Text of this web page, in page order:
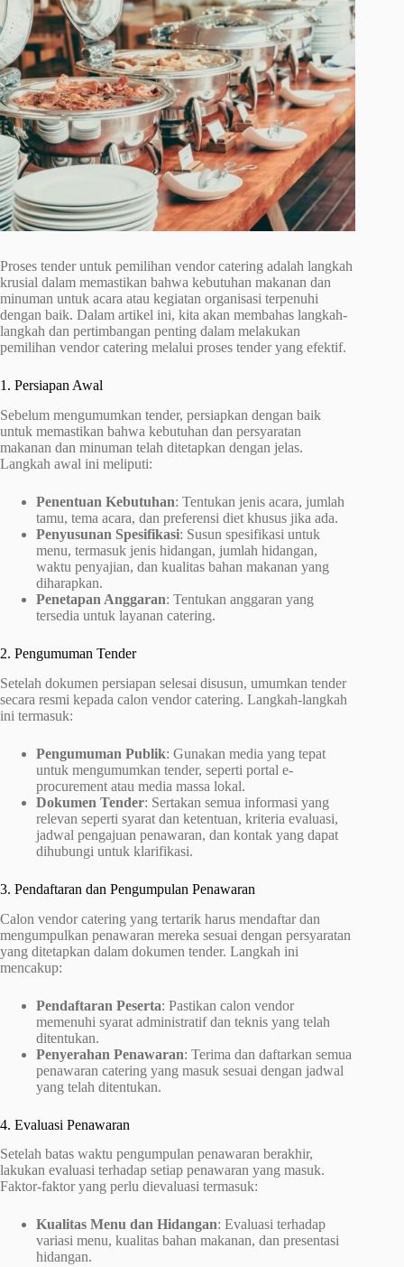
Proses tender untuk pemilihan vendor catering adalah langkah
krusial dalam memastikan bahwa kebutuhan makanan dan
minuman untuk acara atau kegiatan organisasi terpenuhi
dengan baik. Dalam artikel ini, kita akan membahas langkah-
langkah dan pertimbangan penting dalam melakukan
pemilihan vendor catering melalui proses tender yang efektif.
1. Persiapan Awal
Sebelum mengumumkan tender, persiapkan dengan baik
untuk memastikan bahwa kebutuhan dan persyaratan
makanan dan minuman telah ditetapkan dengan jelas.
Langkah awal ini meliputi:
Penentuan Kebutuhan: Tentukan jenis acara, jumlah
tamu, tema acara, dan preferensi diet khusus jika ada.
Penyusunan Spesifikasi: Susun spesifikasi untuk
menu, termasuk jenis hidangan, jumlah hidangan,
waktu penyajian, dan kualitas bahan makanan yang
diharapkan.
Penetapan Anggaran: Tentukan anggaran yang
tersedia untuk layanan catering.
2. Pengumuman Tender
Setelah dokumen persiapan selesai disusun, umumkan tender
secara resmi kepada calon vendor catering. Langkah-langkah
ini termasuk:
Pengumuman Publik: Gunakan media yang tepat
untuk mengumumkan tender, seperti portal e-
procurement atau media massa lokal.
Dokumen Tender: Sertakan semua informasi yang
relevan seperti syarat dan ketentuan, kriteria evaluasi,
jadwal pengajuan penawaran, dan kontak yang dapat
dihubungi untuk klarifikasi.
3. Pendaftaran dan Pengumpulan Penawaran
Calon vendor catering yang tertarik harus mendaftar dan
mengumpulkan penawaran mereka sesuai dengan persyaratan
yang ditetapkan dalam dokumen tender. Langkah ini
mencakup:
Pendaftaran Peserta: Pastikan calon vendor
memenuhi syarat administratif dan teknis yang telah
ditentukan.
Penyerahan Penawaran: Terima dan daftarkan semua
penawaran catering yang masuk sesuai dengan jadwal
yang telah ditentukan.
4. Evaluasi Penawaran
Setelah batas waktu pengumpulan penawaran berakhir,
lakukan evaluasi terhadap setiap penawaran yang masuk.
Faktor-faktor yang perlu dievaluasi termasuk:
Kualitas Menu dan Hidangan: Evaluasi terhadap
variasi menu, kualitas bahan makanan, dan presentasi
hidangan.